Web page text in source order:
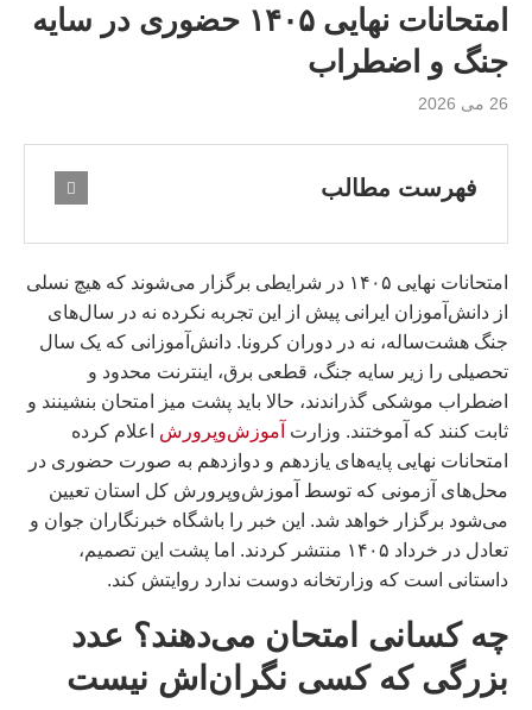
امتحانات نهایی ۱۴۰۵ حضوری در سایه
جنگ و اضطراب
26 می 2026
فهرست مطالب
امتحانات نهایی ۱۴۰۵ در شرایطی برگزار می‌شوند که هیچ نسلی
از دانش‌آموزان ایرانی پیش از این تجربه نکرده نه در سال‌های
جنگ هشت‌ساله، نه در دوران کرونا. دانش‌آموزانی که یک سال
تحصیلی را زیر سایه جنگ، قطعی برق، اینترنت محدود و
اضطراب موشکی گذراندند، حالا باید پشت میز امتحان بنشینند و
ثابت کنند که آموختند. وزارت آموزش‌وپرورش
اعلام کرده
امتحانات نهایی پایه‌های یازدهم و دوازدهم به صورت حضوری در
محل‌های آزمونی که توسط آموزش‌وپرورش کل استان تعیین
می‌شود برگزار خواهد شد. این خبر را باشگاه خبرنگاران جوان و
تعادل در خرداد ۱۴۰۵ منتشر کردند. اما پشت این تصمیم،
داستانی است که وزارتخانه دوست ندارد روایتش کند.
چه کسانی امتحان می‌دهند؟ عدد
بزرگی که کسی نگران‌اش نیست